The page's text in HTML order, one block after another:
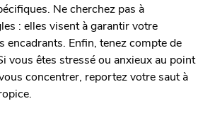
Ne cherchez pas à
: elles visent à garantir votre
encadrants. Enfin, tenez compte de
vous êtes stressé ou anxieux au point
concentrer, reportez votre saut à